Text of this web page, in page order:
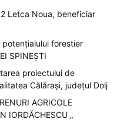
Letca Noua, beneficiar
forestier
SPINEȘTI
proiectului de
Călărași, județul Dolj
AGRICOLE
IORDĂCHESCU „